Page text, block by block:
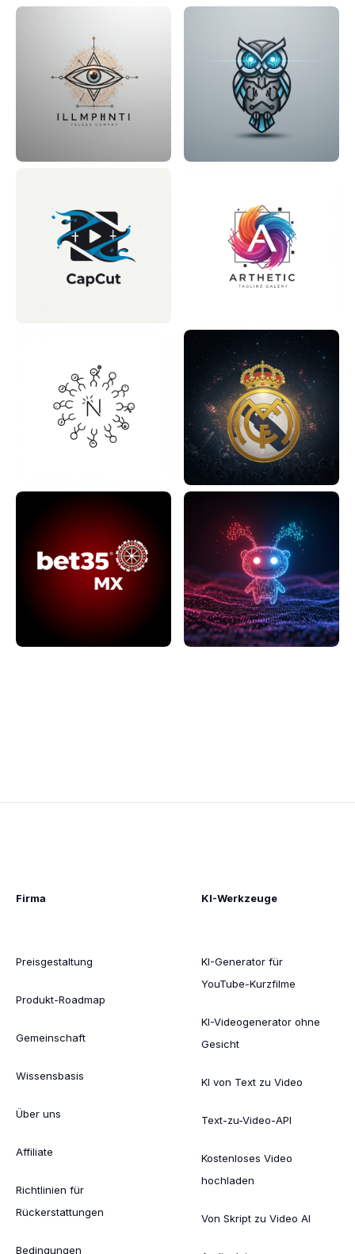
Firma
Preisgestaltung
Produkt-Roadmap
Gemeinschaft
Wissensbasis
Über uns
Affiliate
Richtlinien für
Rückerstattungen
Bedingungen
KI-Werkzeuge
KI-Generator für
YouTube-Kurzfilme
KI-Videogenerator ohne
Gesicht
KI von Text zu Video
Text-zu-Video-API
Kostenloses Video
hochladen
Von Skript zu Video AI